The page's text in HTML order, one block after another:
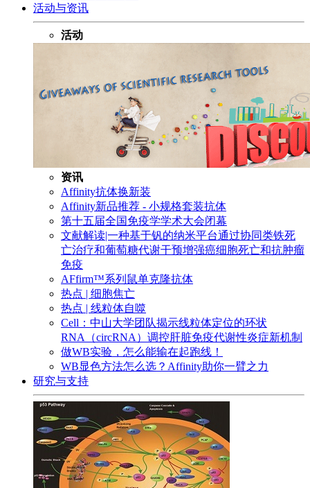
活动与资讯
活动
资讯
Affinity抗体换新装
Affinity新品推荐 - 小规格套装抗体
第十五届全国免疫学学术大会闭幕
文献解读|一种基于钒的纳米平台通过协同类铁死
亡治疗和葡萄糖代谢干预增强癌细胞死亡和抗肿瘤
免疫
AFfirm™系列鼠单克隆抗体
热点 | 细胞焦亡
热点 | 线粒体自噬
Cell：中山大学团队揭示线粒体定位的环状
RNA（circRNA）调控肝脏免疫代谢性炎症新机制
做WB实验，怎么能输在起跑线！
WB显色方法怎么选？Affinity助你一臂之力
研究与支持